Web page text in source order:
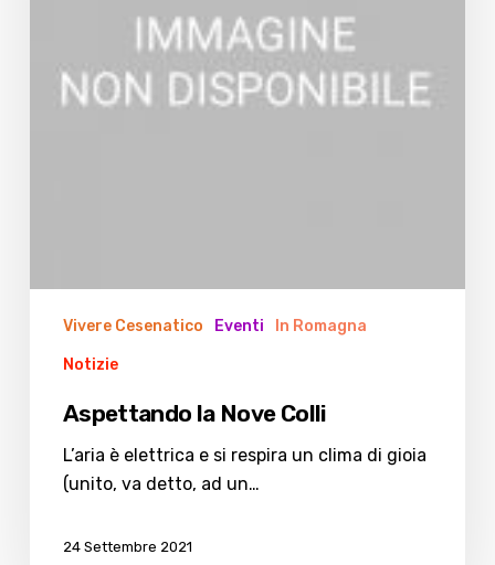
Vivere Cesenatico Eventi In Romagna
Notizie
Aspettando la Nove Colli
L’aria è elettrica e si respira un clima di gioia
(unito, va detto, ad un…
24 Settembre 2021